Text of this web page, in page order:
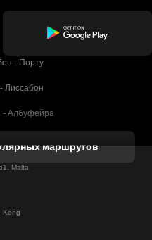
- Порту
Лиссабон
- Албуфейра
- Лагос
- Мадрид
маршрутов
Malta
Kong